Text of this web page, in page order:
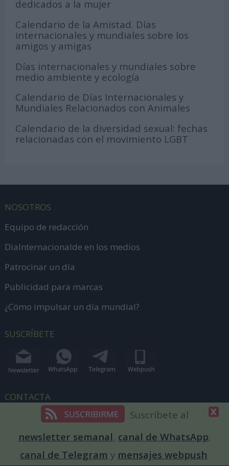
dedicados a la mujer
Calendario de la Amistad. Días
internacionales y mundiales sobre los
amigos y amigas
Días internacionales y mundiales sobre
medio ambiente y ecología
Calendario de Días Internacionales y
Mundiales Relacionados con Animales
Calendario de la diversidad sexual: fechas
relacionadas con el movimiento LGBT
NOSOTROS
Equipo de redacción
DiaInternacionalde en los medios
Patrocinar un día
Publicidad para marcas
¿Cómo impulsar un día mundial?
SUSCRÍBETE
CONTACTA
Envíanos información
dias@diainternacionalde.com
+34 644 62 56 16
Suscríbete al
newsletter semanal, canal de WhatsApp,
canal de Telegram y mensajes webpush.